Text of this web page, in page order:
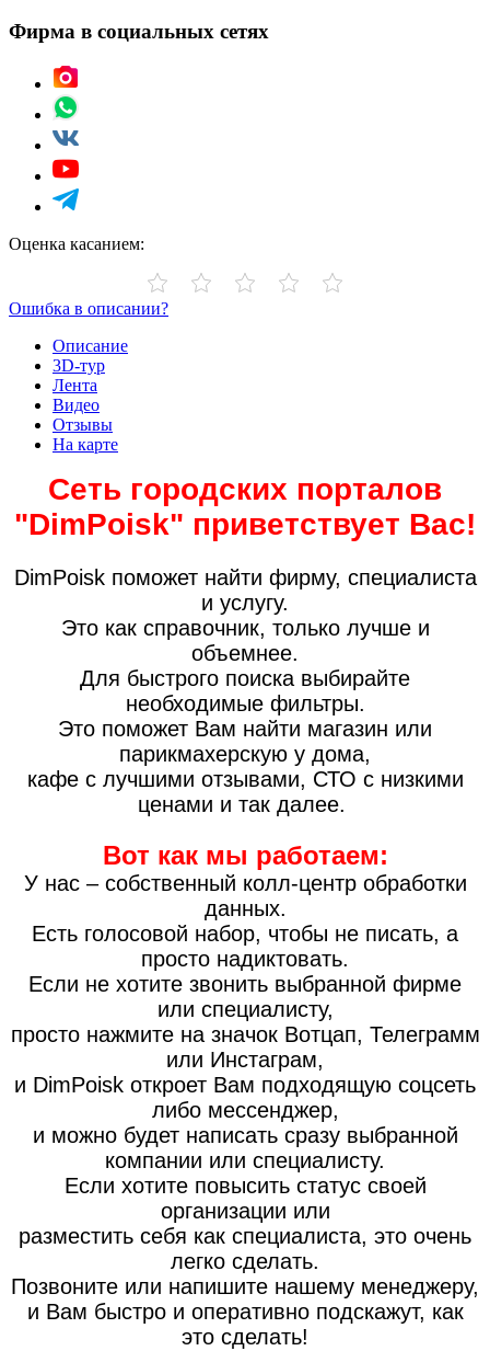
Фирма в социальных сетях
Оценка касанием:
Ошибка в описании?
Описание
3D-тур
Лента
Видео
Отзывы
На карте
Сеть городских порталов
"DimPoisk" приветствует Вас!
DimPoisk поможет найти фирму, специалиста
и услугу.
Это как справочник, только лучше и
объемнее.
Для быстрого поиска выбирайте
необходимые фильтры.
Это поможет Вам найти магазин или
парикмахерскую у дома,
кафе с лучшими отзывами, СТО с низкими
ценами и так далее.
Вот как мы работаем:
У нас – собственный колл-центр обработки
данных.
Есть голосовой набор, чтобы не писать, а
просто надиктовать.
Если не хотите звонить выбранной фирме
или специалисту,
просто нажмите на значок Вотцап, Телеграмм
или Инстаграм,
и DimPoisk откроет Вам подходящую соцсеть
либо мессенджер,
и можно будет написать сразу выбранной
компании или специалисту.
Если хотите повысить статус своей
организации или
разместить себя как специалиста, это очень
легко сделать.
Позвоните или напишите нашему менеджеру,
и Вам быстро и оперативно подскажут, как
это сделать!